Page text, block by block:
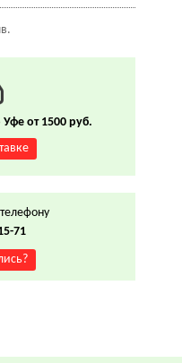
Уфе от 1500 руб.
71